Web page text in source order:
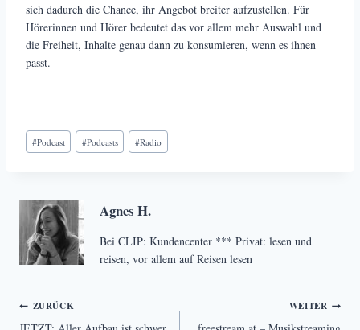
sich dadurch die Chance, ihr Angebot breiter aufzustellen. Für
Hörerinnen und Hörer bedeutet das vor allem mehr Auswahl und
die Freiheit, Inhalte genau dann zu konsumieren, wenn es ihnen
passt.
Schlagworte:
#Podcast #Podcasts #Radio
Agnes H.
Bei CLIP: Kundencenter *** Privat: lesen und
reisen, vor allem auf Reisen lesen
Beitragsnavigation
ZURÜCK WEITER